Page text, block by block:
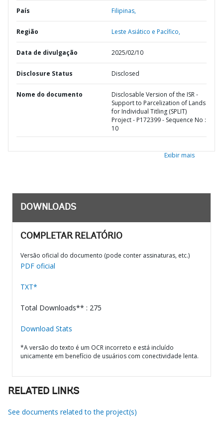
País Filipinas,
Região Leste Asiático e Pacífico,
Data de divulgação 2025/02/10
Disclosure Status Disclosed
Nome do documento
Disclosable Version of the ISR -
Support to Parcelization of Lands
for Individual Titling (SPLIT)
Project - P172399 - Sequence No :
10
Exibir mais
DOWNLOADS
COMPLETAR RELATÓRIO
Versão oficial do documento (pode conter assinaturas, etc.)
PDF oficial
TXT*
Total Downloads** : 275
Download Stats
*A versão do texto é um OCR incorreto e está incluído
unicamente em benefício de usuários com conectividade lenta.
RELATED LINKS
See documents related to the project(s)